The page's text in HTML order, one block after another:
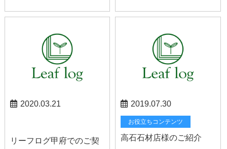
2020.03.21
リーフログ甲府でのご契
2019.07.30
お役立ちコンテンツ
高石石材店様のご紹介